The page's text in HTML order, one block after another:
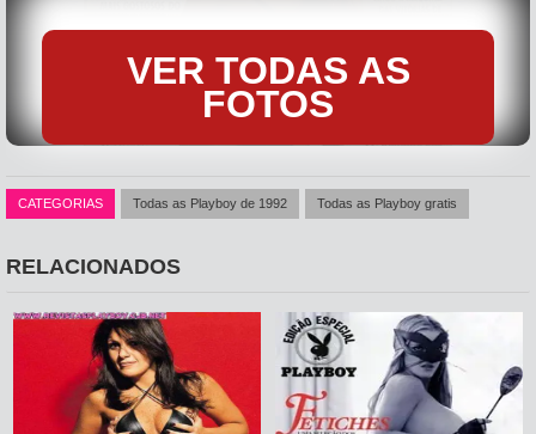
Dulce Neves, com os considerados peitos mais gostosos do
brasil, aparce peladinha na edição de março de 1992
VER TODAS AS
FOTOS
CATEGORIAS Todas as Playboy de 1992 Todas as Playboy gratis
RELACIONADOS